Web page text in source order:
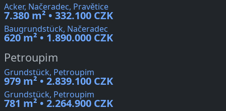
Acker, Načeradec, Pravětice
7.380 m² • 332.100 CZK
Baugrundstück, Načeradec
620 m² • 1.890.000 CZK
Petroupim
Grundstück, Petroupim
979 m² • 2.839.100 CZK
Grundstück, Petroupim
781 m² • 2.264.900 CZK